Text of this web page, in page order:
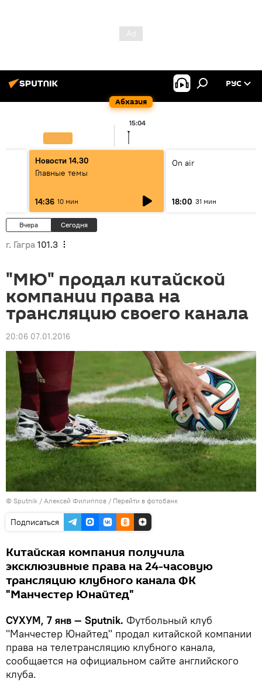
Абхазия
РУС
15:04
Новости 14.30
Главные темы
14:36 10 мин
On air
18:00 31 мин
Вчера Сегодня
г. Гагра 101.3
"МЮ" продал китайской
компании права на
трансляцию своего канала
20:06 07.01.2016
© Sputnik / Алексей Филиппов / Перейти в фотобанк
Подписаться
Китайская компания получила
эксклюзивные права на 24-часовую
трансляцию клубного канала ФК
"Манчестер Юнайтед"
СУХУМ, 7 янв — Sputnik. Футбольный клуб
"Манчестер Юнайтед" продал китайской компании
права на телетрансляцию клубного канала,
сообщается на официальном сайте английского
клуба.